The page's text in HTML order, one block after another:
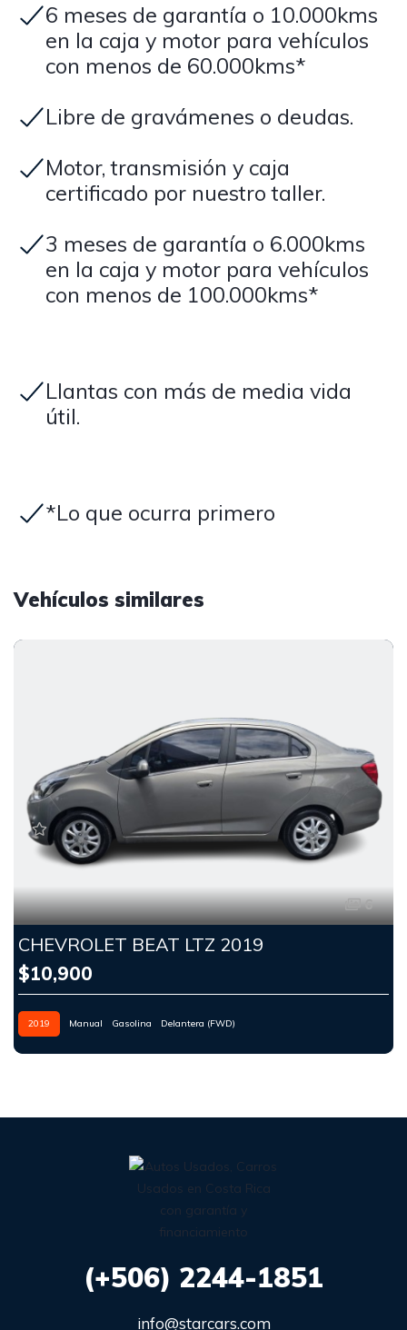
6 meses de garantía o 10.000kms
en la caja y motor para vehículos
con menos de 60.000kms*
Libre de gravámenes o deudas.
Motor, transmisión y caja
certificado por nuestro taller.
3 meses de garantía o 6.000kms
en la caja y motor para vehículos
con menos de 100.000kms*
Llantas con más de media vida
útil.
*Lo que ocurra primero
Vehículos similares
6
CHEVROLET BEAT LTZ 2019
$10,900
2019 Manual Gasolina Delantera (FWD)
(+506) 2244-1851
info@starcars.com